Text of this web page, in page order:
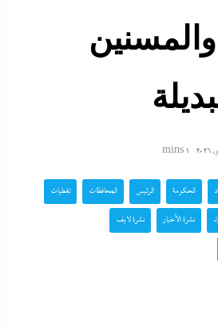
1 mins
الحكومة الرئيس المحافظات تغطيات
نشرة الأخبار نشرة لايف